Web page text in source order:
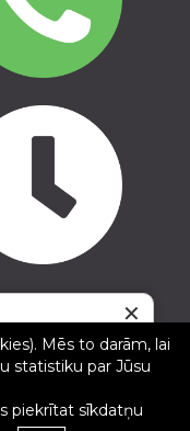
Group
jauni jumta
✕
Mēs to darām, lai
statistiku par Jūsu
piekrītat sīkdatņu